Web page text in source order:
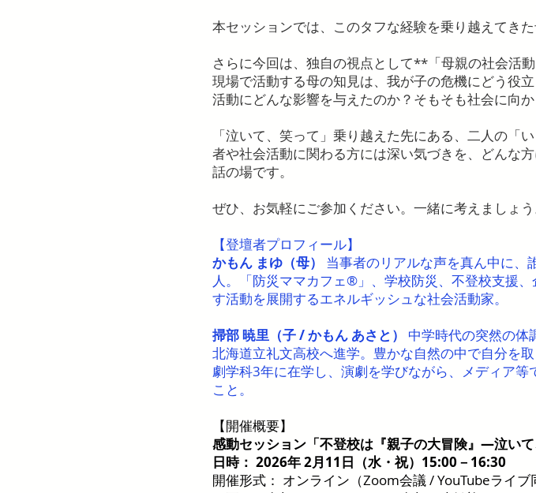
本セッションでは、このタフな経験を乗り越えてき
さらに今回は、独自の視点として**「母親の社会活
現場で活動する母の知見は、我が子の危機にどう役
活動にどんな影響を与えたのか？そもそも社会に向
「泣いて、笑って」乗り越えた先にある、二人の「
者や社会活動に関わる方には深い気づきを、どんな
話の場です。
ぜひ、お気軽にご参加ください。一緒に考えましょう
【登壇者プロフィール】
かもん まゆ（母）
当事者のリアルな声を真ん中に、
人。「防災ママカフェ®」、学校防災、不登校支援
す活動を展開するエネルギッシュな社会活動家。
掃部 暁里（子 / かもん あさと）
中学時代の突然の体
北海道立礼文高校へ進学。豊かな自然の中で自分を
劇学科3年に在学し、演劇を学びながら、メディア
こと。
【開催概要】
感動セッション「不登校は『親子の大冒険』―泣いて
日時： 2026年 2月11日（水・祝）15:00－16:30
開催形式： オンライン（Zoom会議 / YouTubeライブ